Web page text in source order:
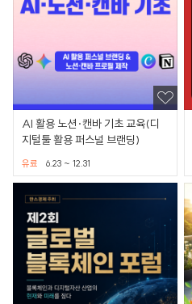
AI 활용 노션·캔바 기초 교육(디
지털툴 활용 퍼스널 브랜딩)
6.23 ~ 12.31
유료